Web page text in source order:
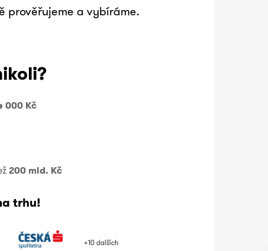
prověřujeme a vybíráme.
000 Kč
200 mld. Kč
trhu!
+10 dalších